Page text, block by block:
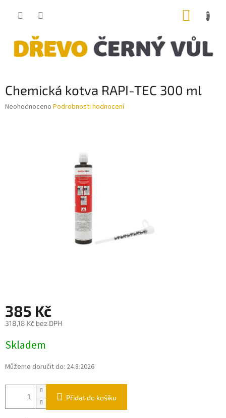
Chemická kotva RAPI-TEC 300 ml
Průměrné
Neohodnoceno Podrobnosti hodnocení
385 Kč
318,18 Kč bez DPH
cena:
Skladem
Můžeme doručit do: 24.8.2026
Přidat do košíku